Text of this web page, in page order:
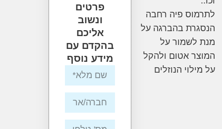
פיה רחבה
בהברגה על
על
אטום ולהקל
הנוזלים
פרטים
אליכם
בהקדם עם
מידע נוסף